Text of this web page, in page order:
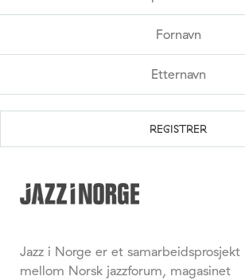
Jazz i Norge er et samarbeidsprosjekt
mellom Norsk jazzforum, magasinet